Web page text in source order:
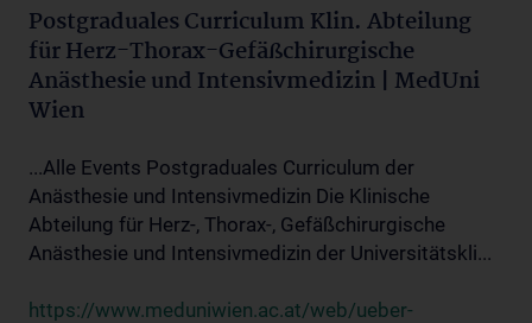
Postgraduales Curriculum Klin. Abteilung
für Herz-Thorax-Gefäßchirurgische
Anästhesie und Intensivmedizin | MedUni
Wien
...Alle Events Postgraduales Curriculum der
Anästhesie und Intensivmedizin Die Klinische
Abteilung für Herz-, Thorax-, Gefäßchirurgische
Anästhesie und Intensivmedizin der Universitätskli...
https://www.meduniwien.ac.at/web/ueber-